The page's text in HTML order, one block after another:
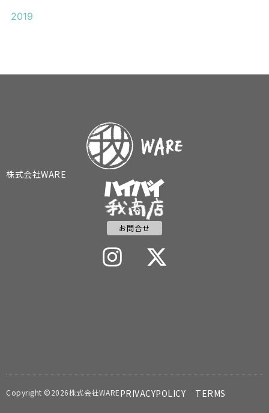
2019
株式会社WARE
お問合せ
Copyright ©2026株式会社WAREPRIVACYPOLICY TERMS